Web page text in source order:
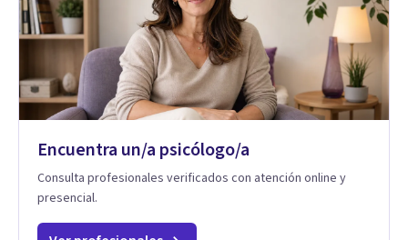
Encuentra un/a psicólogo/a
Consulta profesionales verificados con atención online y
presencial.